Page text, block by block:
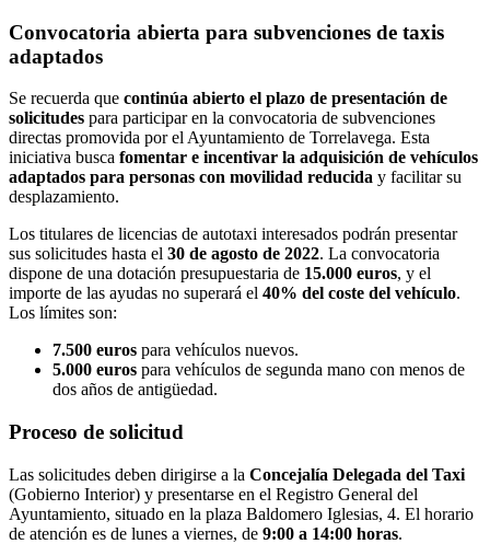
Convocatoria abierta para subvenciones de taxis
adaptados
Se recuerda que continúa abierto el plazo de presentación de
solicitudes para participar en la convocatoria de subvenciones
directas promovida por el Ayuntamiento de Torrelavega. Esta
iniciativa busca fomentar e incentivar la adquisición de vehículos
adaptados para personas con movilidad reducida y facilitar su
desplazamiento.
Los titulares de licencias de autotaxi interesados podrán presentar
sus solicitudes hasta el 30 de agosto de 2022. La convocatoria
dispone de una dotación presupuestaria de 15.000 euros, y el
importe de las ayudas no superará el 40% del coste del vehículo.
Los límites son:
7.500 euros para vehículos nuevos.
5.000 euros para vehículos de segunda mano con menos de
dos años de antigüedad.
Proceso de solicitud
Las solicitudes deben dirigirse a la Concejalía Delegada del Taxi
(Gobierno Interior) y presentarse en el Registro General del
Ayuntamiento, situado en la plaza Baldomero Iglesias, 4. El horario
de atención es de lunes a viernes, de 9:00 a 14:00 horas.